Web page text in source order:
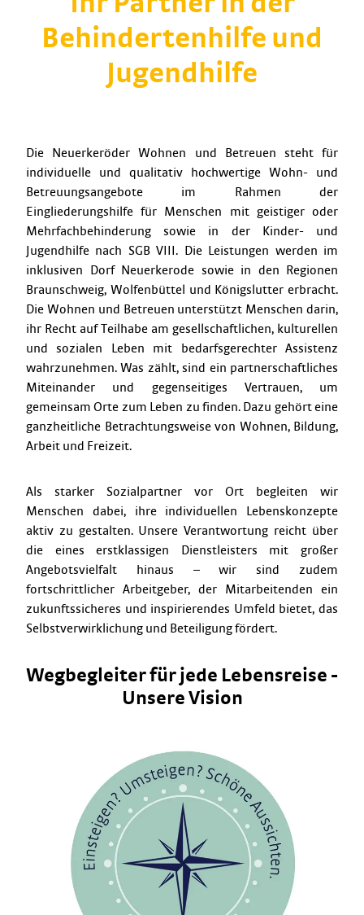
Behindertenhilfe und
Jugendhilfe
Die Neuerkeröder Wohnen und Betreuen steht für
individuelle und qualitativ hochwertige Wohn- und
Betreuungsangebote im Rahmen der
Eingliederungshilfe für Menschen mit geistiger oder
Mehrfachbehinderung sowie in der Kinder- und
Jugendhilfe nach SGB VIII. Die Leistungen werden im
inklusiven Dorf Neuerkerode sowie in den Regionen
Braunschweig, Wolfenbüttel und Königslutter erbracht.
Die Wohnen und Betreuen unterstützt Menschen darin,
ihr Recht auf Teilhabe am gesellschaftlichen, kulturellen
und sozialen Leben mit bedarfsgerechter Assistenz
wahrzunehmen. Was zählt, sind ein partnerschaftliches
Miteinander und gegenseitiges Vertrauen, um
gemeinsam Orte zum Leben zu finden. Dazu gehört eine
ganzheitliche Betrachtungsweise von Wohnen, Bildung,
Arbeit und Freizeit.
Als starker Sozialpartner vor Ort begleiten wir
Menschen dabei, ihre individuellen Lebenskonzepte
aktiv zu gestalten. Unsere Verantwortung reicht über
die eines erstklassigen Dienstleisters mit großer
Angebotsvielfalt hinaus – wir sind zudem
fortschrittlicher Arbeitgeber, der Mitarbeitenden ein
zukunftssicheres und inspirierendes Umfeld bietet, das
Selbstverwirklichung und Beteiligung fördert.
Wegbegleiter für jede Lebensreise -
Unsere Vision